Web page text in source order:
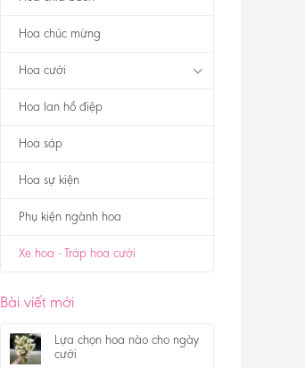
Hoa chúc mừng
Hoa cưới
Hoa lan hồ điệp
Hoa sáp
Hoa sự kiện
Phụ kiện ngành hoa
Xe hoa - Tráp hoa cưới
Bài viết mới
Lựa chọn hoa nào cho ngày
cưới